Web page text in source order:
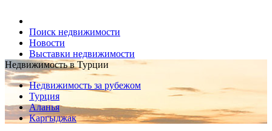
Поиск недвижимости
Новости
Выставки недвижимости
Недвижимость в Турции
Недвижимость за рубежом
Турция
Аланья
Каргыджак